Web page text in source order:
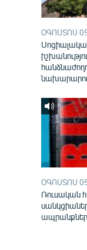
ՕԳՈՍՏՈՍ
ՕԳՈՍՏՈՍ
Ռուսական